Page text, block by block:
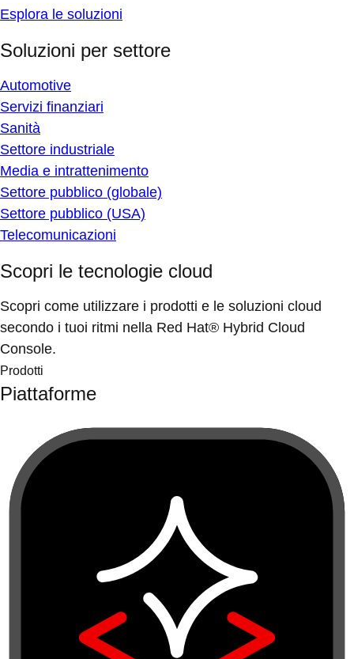
Esplora le soluzioni
Soluzioni per settore
Automotive
Servizi finanziari
Sanità
Settore industriale
Media e intrattenimento
Settore pubblico (globale)
Settore pubblico (USA)
Telecomunicazioni
Scopri le tecnologie cloud
Scopri come utilizzare i prodotti e le soluzioni cloud
secondo i tuoi ritmi nella Red Hat® Hybrid Cloud
Console.
Prodotti
Piattaforme